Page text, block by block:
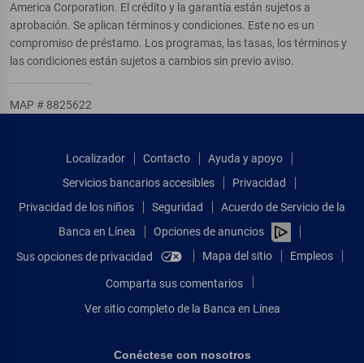
America Corporation. El crédito y la garantía están sujetos a
aprobación. Se aplican términos y condiciones. Este no es un
compromiso de préstamo. Los programas, las tasas, los términos y
las condiciones están sujetos a cambios sin previo aviso.
MAP # 8825622
Localizador Contacto
Ayuda y apoyo
Servicios bancarios accesibles
Privacidad
Privacidad de los niños
Seguridad
Acuerdo de Servicio de la
Banca en Línea
Opciones de anuncios
Sus opciones de privacidad
Mapa del sitio Empleos
Comparta sus comentarios
Ver sitio completo de la Banca en Línea
Conéctese con nosotros